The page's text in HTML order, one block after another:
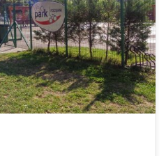
toaletă adaptată pentru
0237 620 172